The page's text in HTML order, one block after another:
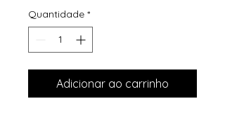
Quantidade *
Adicionar ao carrinho